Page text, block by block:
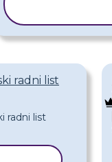
radni list